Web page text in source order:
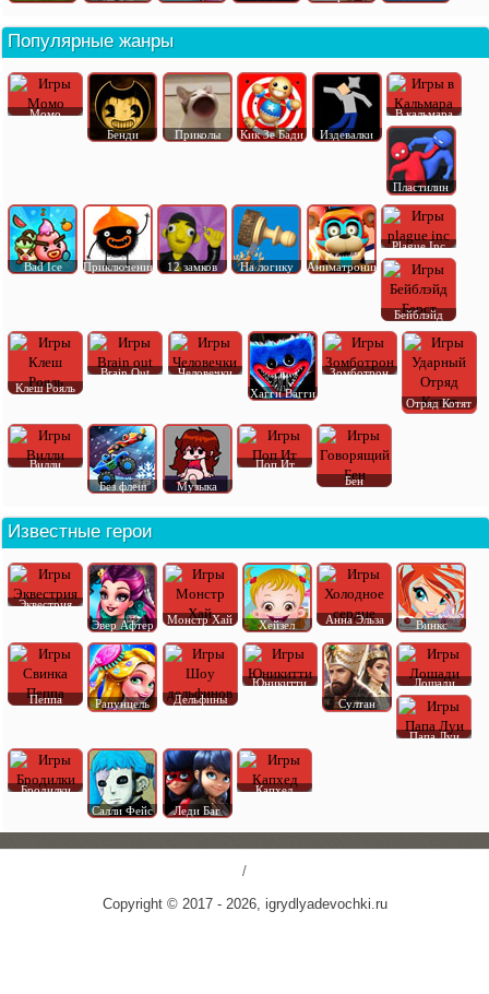
Популярные жанры
Момо
Бенди
Приколы Кик Зе Бади Издевалки
В кальмара
Пластилин
Bad Ice Приключения 12 замков На логику Аниматроник
Plague Inc
Бейблэйд
Клеш Рояль
Brain Out
Человечки
Хагги Вагги
Зомботрон
Отряд Котят
Вилли
Без флеш
Музыка
Поп Ит
Бен
Известные герои
Эквестрия
Эвер Афтер
Монстр Хай Хейзел Анна Эльза Винкс
Пеппа Рапунцель Дельфины
Юникитти
Султан
Лошади
Папа Луи
Бродилки
Салли Фейс
Леди Баг
Капхед
/
Copyright © 2017 - 2026, igrydlyadevochki.ru